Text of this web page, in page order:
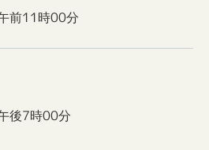
前11時00分
後7時00分